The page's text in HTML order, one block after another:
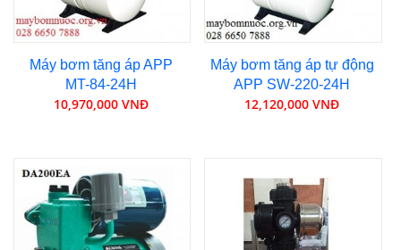
Máy bơm tăng áp APP
MT-84-24H
10,970,000 VNĐ
Máy bơm tăng áp tự động
APP SW-220-24H
12,120,000 VNĐ